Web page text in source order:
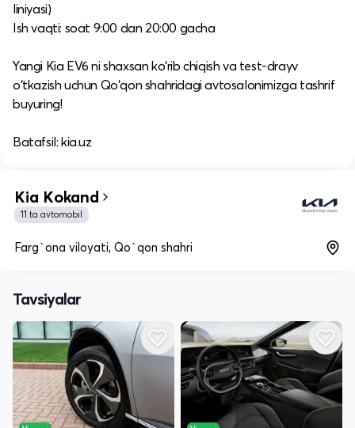
liniyasi)​
Ish vaqti: soat 9:00 dan 20:00 gacha​
Yangi Kia EV6 ni shaxsan ko‘rib chiqish va test-drayv
o‘tkazish uchun Qo'qon shahridagi avtosalonimizga tashrif
buyuring!​
Batafsil: kia.uz
Kia Kokand
11 ta avtomobil
Farg`ona viloyati, Qo`qon shahri
Tavsiyalar